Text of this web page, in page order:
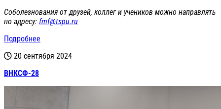
Соболезнования от друзей, коллег и учеников можно направлять
по адресу: fmf@tspu.ru
Подробнее
20 сентября 2024
ВНКСФ-28